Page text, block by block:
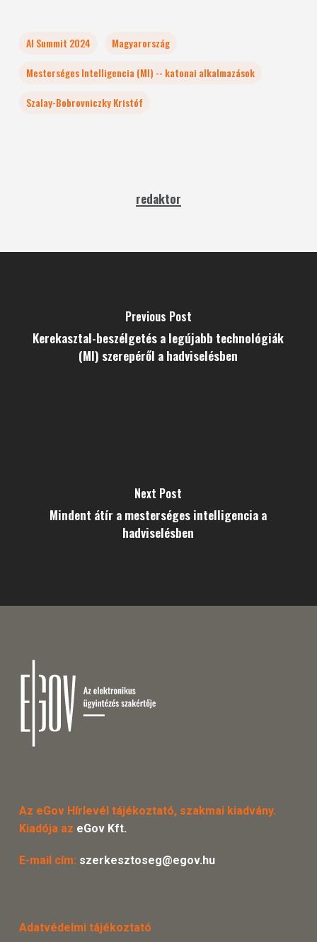
AI Summit 2024
Magyarország
Mesterséges Intelligencia (MI) -- katonai alkalmazások
Szalay-Bobrovniczky Kristóf
redaktor
Previous Post
Kerekasztal-beszélgetés a legújabb technológiák
(MI) szerepéről a hadviselésben
Next Post
Mindent átír a mesterséges intelligencia a
hadviselésben
Az eGov Hírlevél tájékoztató, szakmai kiadvány.
Kiadója az eGov Kft.
E-mail cím: szerkesztoseg@egov.hu
Adatvédelmi tájékoztató